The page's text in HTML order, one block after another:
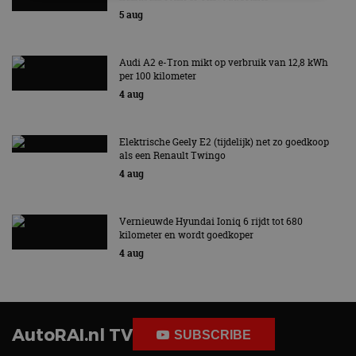
5 aug
Audi A2 e-Tron mikt op verbruik van 12,8 kWh
per 100 kilometer
4 aug
Elektrische Geely E2 (tijdelijk) net zo goedkoop
als een Renault Twingo
4 aug
Vernieuwde Hyundai Ioniq 6 rijdt tot 680
kilometer en wordt goedkoper
4 aug
AutoRAI.nl TV SUBSCRIBE
Strikt noodzakelijke cookies maken de
kernfunctionaliteiten van de website mogelijk, zoals
gebruikersaanmelding en accountbeheer. De
Aanbieder/